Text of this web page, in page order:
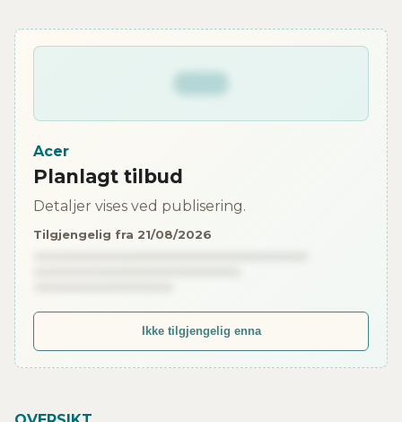
Acer
Planlagt tilbud
Detaljer vises ved publisering.
Tilgjengelig fra 21/08/2026
Ikke tilgjengelig enna